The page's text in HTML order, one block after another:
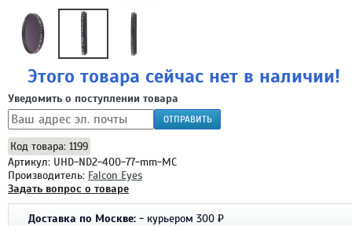
Этого товара сейчас нет в наличии!
Уведомить о поступлении товара
ОТПРАВИТЬ
Код товара: 1199
Артикул: UHD-ND2-400-77-mm-MC
Производитель: Falcon Eyes
Задать вопрос о товаре
Доставка по Москве: - курьером 300 ₽